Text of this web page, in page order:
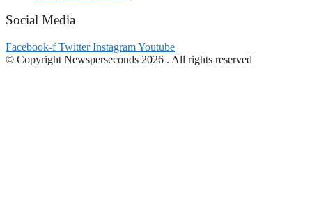
Social Media
Facebook-f Twitter InstagramYoutube
© Copyright Newsperseconds 2026 . All rights reserved